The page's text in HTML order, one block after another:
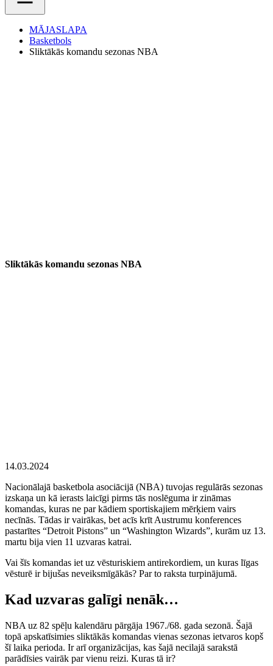
MĀJASLAPA
Basketbols
Sliktākās komandu sezonas NBA
Sliktākās komandu sezonas NBA
14.03.2024
Nacionālajā basketbola asociācijā (NBA) tuvojas regulārās sezonas
izskaņa un kā ierasts laicīgi pirms tās noslēguma ir zināmas
komandas, kuras ne par kādiem sportiskajiem mērķiem vairs
necīnās. Tādas ir vairākas, bet acīs krīt Austrumu konferences
pastarītes “Detroit Pistons” un “Washington Wizards”, kurām uz 13.
martu bija vien 11 uzvaras katrai.
Vai šīs komandas iet uz vēsturiskiem antirekordiem, un kuras līgas
vēsturē ir bijušas neveiksmīgākās? Par to raksta turpinājumā.
Kad uzvaras galīgi nenāk…
NBA uz 82 spēļu kalendāru pārgāja 1967./68. gada sezonā. Šajā
topā apskatīsimies sliktākās komandas vienas sezonas ietvaros kopš
šī laika perioda. Ir arī organizācijas, kas šajā necilajā sarakstā
parādīsies vairāk par vienu reizi. Kuras tā ir?